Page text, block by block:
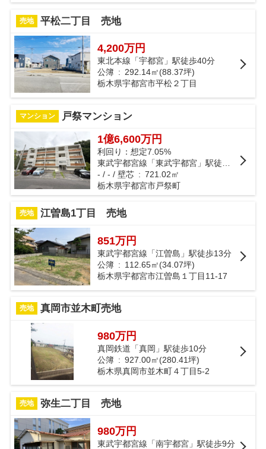
売地 平松二丁目 売地
4,200万円
東北本線「宇都宮」駅徒歩40分
公簿 : 292.14㎡(88.37坪)
栃木県宇都宮市平松２丁目
マンション 戸祭マンション
1億6,600万円
利回り：想定7.05%
- / - / 壁芯 : 721.02㎡
栃木県宇都宮市戸祭町
売地 江曽島1丁目 売地
851万円
東武宇都宮線「江曽島」駅徒歩13分
公簿 : 112.65㎡(34.07坪)
栃木県宇都宮市江曽島１丁目11-17
売地 真岡市並木町売地
980万円
真岡鉄道「真岡」駅徒歩10分
公簿 : 927.00㎡(280.41坪)
栃木県真岡市並木町４丁目5-2
売地 弥生二丁目 売地
980万円
東武宇都宮線「南宇都宮」駅徒歩9分